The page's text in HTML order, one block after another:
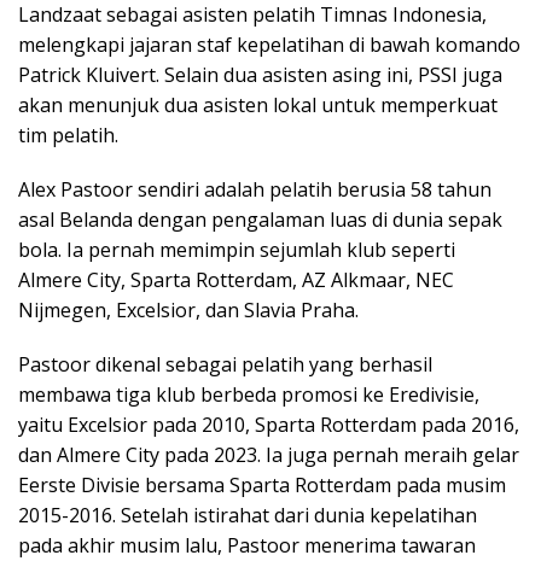
Landzaat sebagai asisten pelatih Timnas Indonesia,
melengkapi jajaran staf kepelatihan di bawah komando
Patrick Kluivert. Selain dua asisten asing ini, PSSI juga
akan menunjuk dua asisten lokal untuk memperkuat
tim pelatih.
Alex Pastoor sendiri adalah pelatih berusia 58 tahun
asal Belanda dengan pengalaman luas di dunia sepak
bola. Ia pernah memimpin sejumlah klub seperti
Almere City, Sparta Rotterdam, AZ Alkmaar, NEC
Nijmegen, Excelsior, dan Slavia Praha.
Pastoor dikenal sebagai pelatih yang berhasil
membawa tiga klub berbeda promosi ke Eredivisie,
yaitu Excelsior pada 2010, Sparta Rotterdam pada 2016,
dan Almere City pada 2023. Ia juga pernah meraih gelar
Eerste Divisie bersama Sparta Rotterdam pada musim
2015-2016. Setelah istirahat dari dunia kepelatihan
pada akhir musim lalu, Pastoor menerima tawaran